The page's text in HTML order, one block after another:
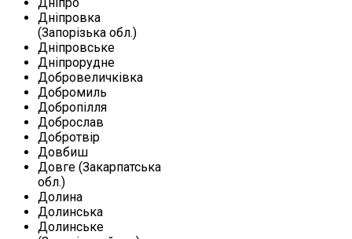
Дніпровка
(Запорізька обл.)
Дніпровське
Дніпрорудне
Добровеличківка
Добромиль
Добропілля
Доброслав
Добротвір
Довбиш
Довге (Закарпатська
обл.)
Долина
Долинська
Долинське